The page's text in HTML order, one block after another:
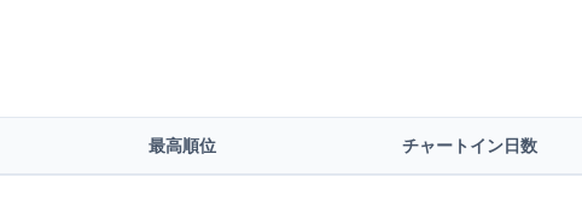
最高順位 チャートイン日数